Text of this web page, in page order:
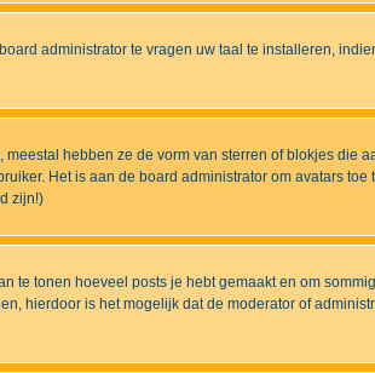
administrator te vragen uw taal te installeren,
hebben ze de vorm van sterren of blokjes die
Het is aan de board administrator om avatars toe
zijn!)
te tonen hoeveel posts je hebt gemaakt en om
hierdoor is het mogelijk dat de moderator of